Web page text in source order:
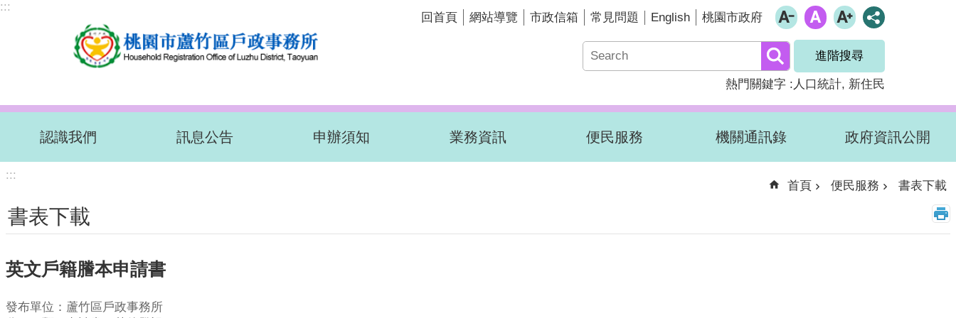
跳到主要內容區塊
:::
回首頁 網站導覽 市政信箱 常見問題 English 桃園市政府
進階搜尋
熱門關鍵字 人口統計 新住民
認識我們 訊息公告 申辦須知 業務資訊 便民服務 機關通訊錄 政府資訊公開
:::
首頁 便民服務 書表下載
書表下載
英文戶籍謄本申請書
發布單位：蘆竹區戶政事務所